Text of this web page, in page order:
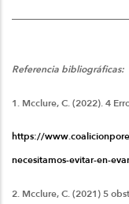
Referencia bibliográficas:
1. Mcclure, C. (2022). 4
https://
necesitamos-evitar-en-
2. Mcclure, C. (2021) 5